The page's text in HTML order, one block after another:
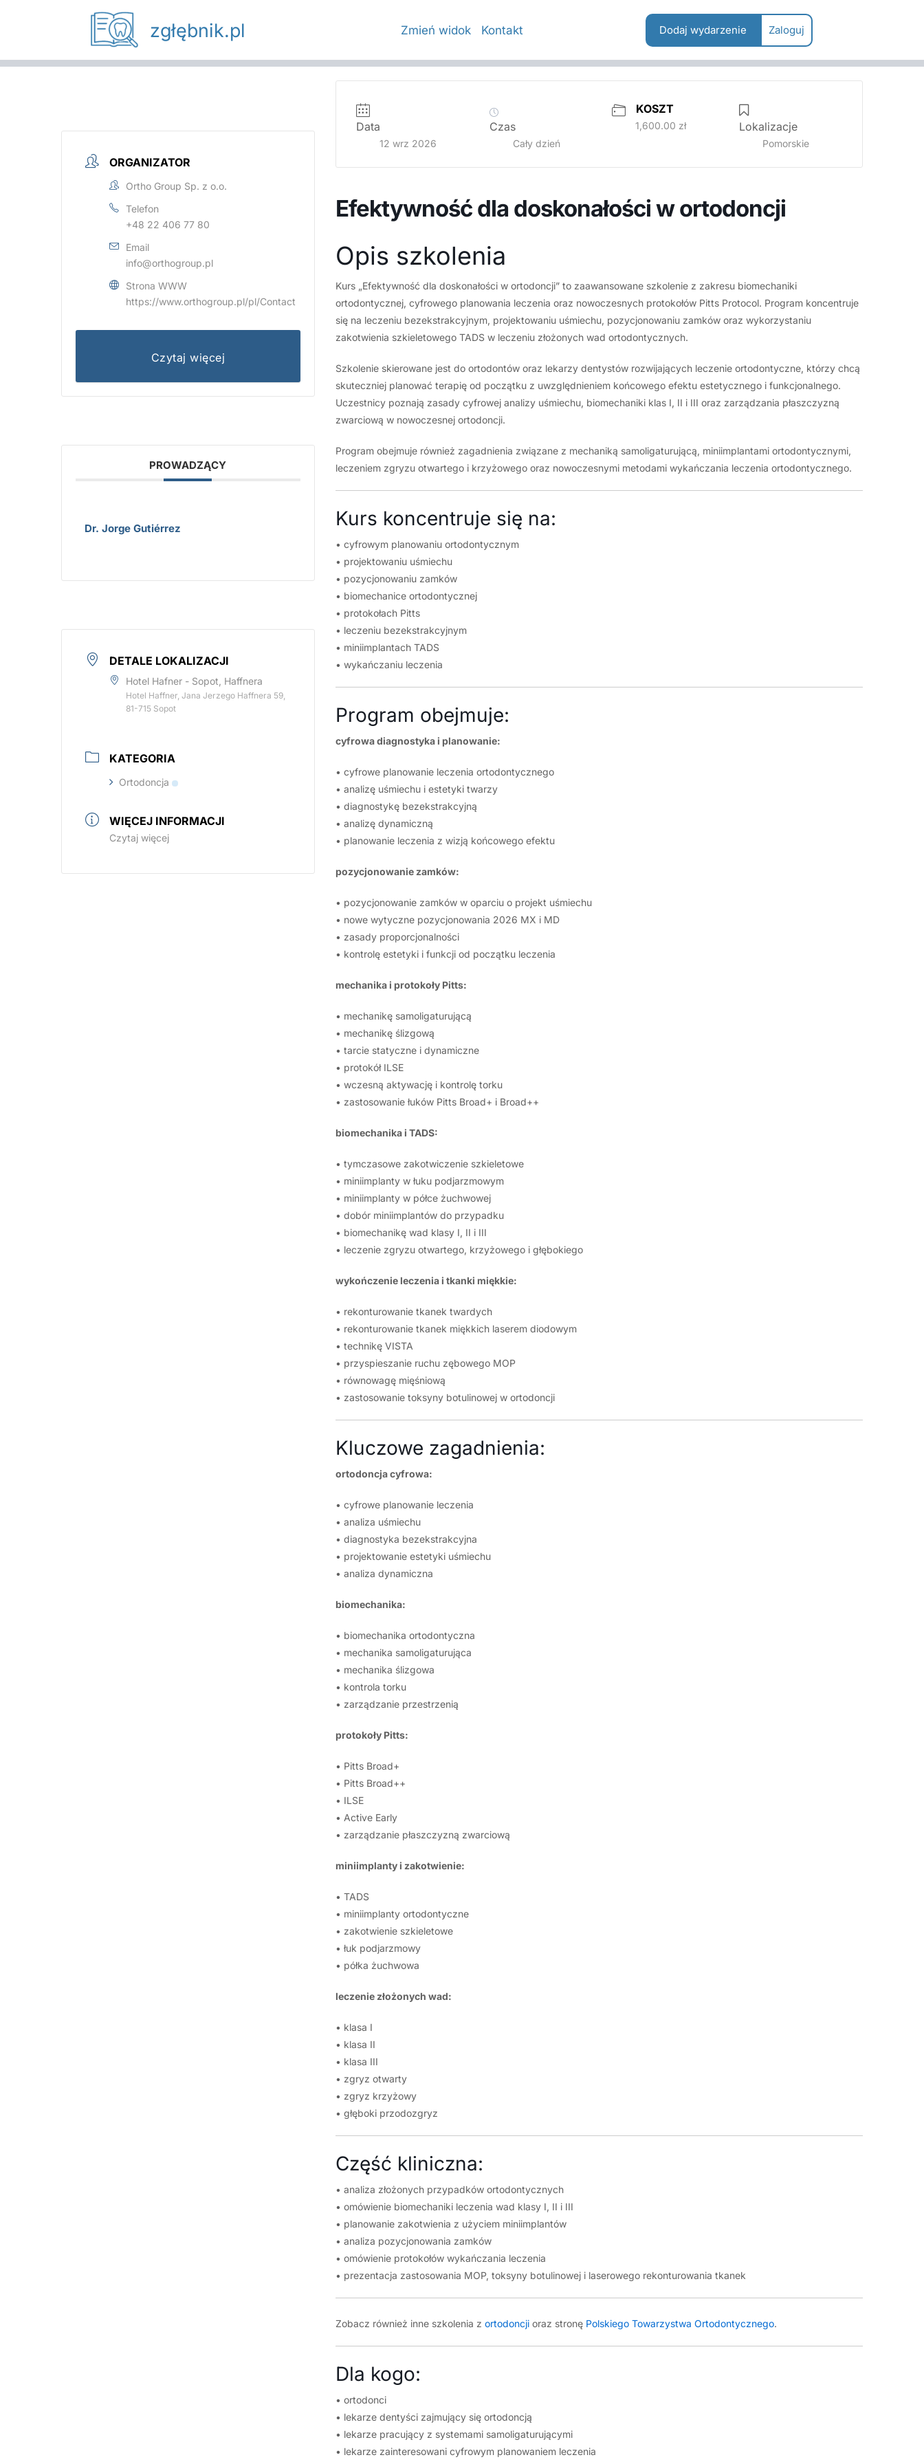
zgłębnik.pl Zmień widok Kontakt Dodaj wydarzenie Zaloguj
ORGANIZATOR
Ortho Group Sp. z o.o.
Telefon
+48 22 406 77 80
Email
info@orthogroup.pl
Strona WWW
https://www.orthogroup.pl/pl/Contact
Czytaj więcej
PROWADZĄCY
Dr. Jorge Gutiérrez
DETALE LOKALIZACJI
Hotel Hafner - Sopot, Haffnera
Hotel Haffner, Jana Jerzego Haffnera 59,
81-715 Sopot
KATEGORIA
Ortodoncja
WIĘCEJ INFORMACJI
Czytaj więcej
Data
12 wrz 2026
Czas
Cały dzień
KOSZT
1,600.00 zł Lokalizacje
Pomorskie
Efektywność dla doskonałości w ortodoncji
Opis szkolenia
Kurs „Efektywność dla doskonałości w ortodoncji” to zaawansowane szkolenie z zakresu biomechaniki
ortodontycznej, cyfrowego planowania leczenia oraz nowoczesnych protokołów Pitts Protocol. Program koncentruje
się na leczeniu bezekstrakcyjnym, projektowaniu uśmiechu, pozycjonowaniu zamków oraz wykorzystaniu
zakotwienia szkieletowego TADS w leczeniu złożonych wad ortodontycznych.
Szkolenie skierowane jest do ortodontów oraz lekarzy dentystów rozwijających leczenie ortodontyczne, którzy chcą
skuteczniej planować terapię od początku z uwzględnieniem końcowego efektu estetycznego i funkcjonalnego.
Uczestnicy poznają zasady cyfrowej analizy uśmiechu, biomechaniki klas I, II i III oraz zarządzania płaszczyzną
zwarciową w nowoczesnej ortodoncji.
Program obejmuje również zagadnienia związane z mechaniką samoligaturującą, miniimplantami ortodontycznymi,
leczeniem zgryzu otwartego i krzyżowego oraz nowoczesnymi metodami wykańczania leczenia ortodontycznego.
Kurs koncentruje się na:
• cyfrowym planowaniu ortodontycznym
• projektowaniu uśmiechu
• pozycjonowaniu zamków
• biomechanice ortodontycznej
• protokołach Pitts
• leczeniu bezekstrakcyjnym
• miniimplantach TADS
• wykańczaniu leczenia
Program obejmuje:
cyfrowa diagnostyka i planowanie:
• cyfrowe planowanie leczenia ortodontycznego
• analizę uśmiechu i estetyki twarzy
• diagnostykę bezekstrakcyjną
• analizę dynamiczną
• planowanie leczenia z wizją końcowego efektu
pozycjonowanie zamków:
• pozycjonowanie zamków w oparciu o projekt uśmiechu
• nowe wytyczne pozycjonowania 2026 MX i MD
• zasady proporcjonalności
• kontrolę estetyki i funkcji od początku leczenia
mechanika i protokoły Pitts:
• mechanikę samoligaturującą
• mechanikę ślizgową
• tarcie statyczne i dynamiczne
• protokół ILSE
• wczesną aktywację i kontrolę torku
• zastosowanie łuków Pitts Broad+ i Broad++
biomechanika i TADS:
• tymczasowe zakotwiczenie szkieletowe
• miniimplanty w łuku podjarzmowym
• miniimplanty w półce żuchwowej
• dobór miniimplantów do przypadku
• biomechanikę wad klasy I, II i III
• leczenie zgryzu otwartego, krzyżowego i głębokiego
wykończenie leczenia i tkanki miękkie:
• rekonturowanie tkanek twardych
• rekonturowanie tkanek miękkich laserem diodowym
• technikę VISTA
• przyspieszanie ruchu zębowego MOP
• równowagę mięśniową
• zastosowanie toksyny botulinowej w ortodoncji
Kluczowe zagadnienia:
ortodoncja cyfrowa:
• cyfrowe planowanie leczenia
• analiza uśmiechu
• diagnostyka bezekstrakcyjna
• projektowanie estetyki uśmiechu
• analiza dynamiczna
biomechanika:
• biomechanika ortodontyczna
• mechanika samoligaturująca
• mechanika ślizgowa
• kontrola torku
• zarządzanie przestrzenią
protokoły Pitts:
• Pitts Broad+
• Pitts Broad++
• ILSE
• Active Early
• zarządzanie płaszczyzną zwarciową
miniimplanty i zakotwienie:
• TADS
• miniimplanty ortodontyczne
• zakotwienie szkieletowe
• łuk podjarzmowy
• półka żuchwowa
leczenie złożonych wad:
• klasa I
• klasa II
• klasa III
• zgryz otwarty
• zgryz krzyżowy
• głęboki przodozgryz
Część kliniczna:
• analiza złożonych przypadków ortodontycznych
• omówienie biomechaniki leczenia wad klasy I, II i III
• planowanie zakotwienia z użyciem miniimplantów
• analiza pozycjonowania zamków
• omówienie protokołów wykańczania leczenia
• prezentacja zastosowania MOP, toksyny botulinowej i laserowego rekonturowania tkanek
Zobacz również inne szkolenia z ortodoncjioraz stronę Polskiego Towarzystwa Ortodontycznego.
Dla kogo:
• ortodonci
• lekarze dentyści zajmujący się ortodoncją
• lekarze pracujący z systemami samoligaturującymi
• lekarze zainteresowani cyfrowym planowaniem leczenia